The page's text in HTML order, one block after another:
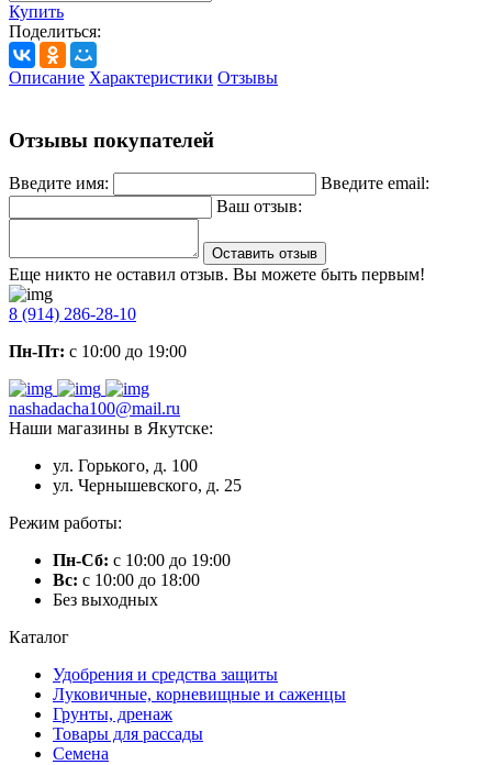
Купить
Поделиться:
Описание Характеристики Отзывы
Отзывы покупателей
Введите имя:
Введите email:
Ваш отзыв:
Оставить отзыв
Еще никто не оставил отзыв. Вы можете быть первым!
8 (914) 286-28-10
Пн-Пт: с 10:00 до 19:00
nashadacha100@mail.ru
Наши магазины в Якутске:
ул. Горького, д. 100
ул. Чернышевского, д. 25
Режим работы:
Пн-Сб: с 10:00 до 19:00
Вс: с 10:00 до 18:00
Без выходных
Каталог
Удобрения и средства защиты
Луковичные, корневищные и саженцы
Грунты, дренаж
Товары для рассады
Семена